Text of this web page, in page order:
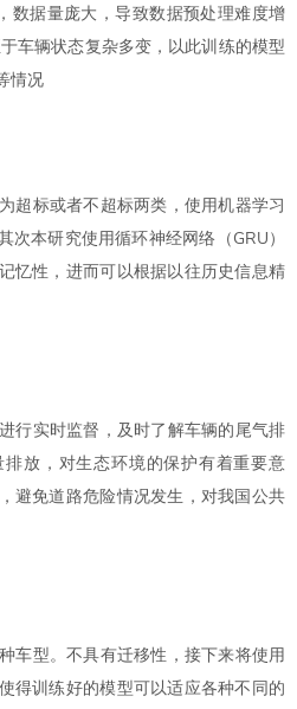
据量庞大，导致数据预处理难度增
车辆状态复杂多变，以此训练的模型
情况
标或者不超标两类，使用机器学习
本研究使用循环神经网络（GRU）
忆性，进而可以根据以往历史信息精
实时监督，及时了解车辆的尾气排
放，对生态环境的保护有着重要意
避免道路危险情况发生，对我国公共
型。不具有迁移性，接下来将使用
得训练好的模型可以适应各种不同的